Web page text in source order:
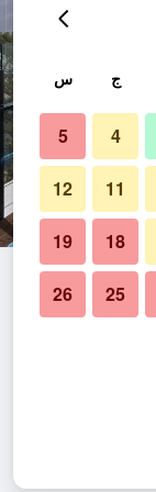
ج س
4
5
11
12
18
19
25
26